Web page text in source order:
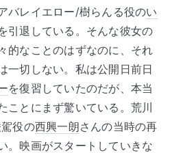
バレイエロー/樹らんる役のい
引退している。そんな彼女の
的なことのはずなのに、それ
一切しない。私は公開日前日
を復習していたのだが、本当
ことにまず驚いている。荒川
役の西興一朗さんの当時の再
。映画がスタートしていきな